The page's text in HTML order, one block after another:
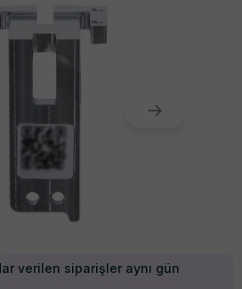
verilen siparişler aynı gün